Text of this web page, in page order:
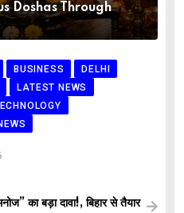
Doshas Through
BUSINESS
DELHI
LATEST NEWS
का बड़ा दावा!, बिहार से तैयार